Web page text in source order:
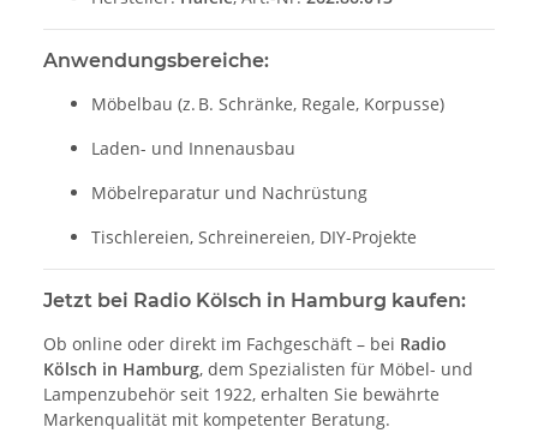
Anwendungsbereiche:
Möbelbau (z. B. Schränke, Regale, Korpusse)
Laden- und Innenausbau
Möbelreparatur und Nachrüstung
Tischlereien, Schreinereien, DIY-Projekte
Jetzt bei Radio Kölsch in Hamburg kaufen:
Ob online oder direkt im Fachgeschäft – bei Radio
Kölsch in Hamburg, dem Spezialisten für Möbel- und
Lampenzubehör seit 1922, erhalten Sie bewährte
Markenqualität mit kompetenter Beratung.